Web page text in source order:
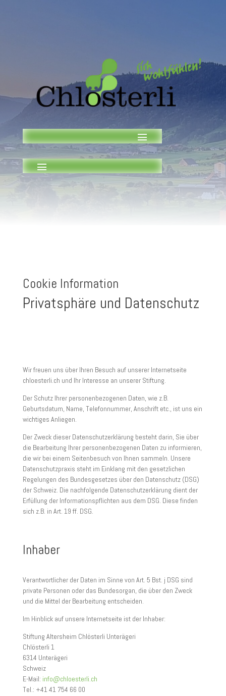
Cookie Information
Privatsphäre und Datenschutz
Wir freuen uns über Ihren Besuch auf unserer Internetseite
chloesterli.ch und Ihr Interesse an unserer Stiftung.
Der Schutz Ihrer personenbezogenen Daten, wie z.B.
Geburtsdatum, Name, Telefonnummer, Anschrift etc., ist uns ein
wichtiges Anliegen.
Der Zweck dieser Datenschutzerklärung besteht darin, Sie über
die Bearbeitung Ihrer personenbezogenen Daten zu informieren,
die wir bei einem Seitenbesuch von Ihnen sammeln. Unsere
Datenschutzpraxis steht im Einklang mit den gesetzlichen
Regelungen des Bundesgesetzes über den Datenschutz (DSG)
der Schweiz. Die nachfolgende Datenschutzerklärung dient der
Erfüllung der Informationspflichten aus dem DSG. Diese finden
sich z.B. in Art. 19 ff. DSG.
Inhaber
Verantwortlicher der Daten im Sinne von Art. 5 Bst. j DSG sind
private Personen oder das Bundesorgan, die über den Zweck
und die Mittel der Bearbeitung entscheiden.
Im Hinblick auf unsere Internetseite ist der Inhaber:
Stiftung Altersheim Chlösterli Unterägeri
Chlösterli 1
6314 Unterägeri
Schweiz
E-Mail: info@chloesterli.ch
Tel.: +41 41 754 66 00